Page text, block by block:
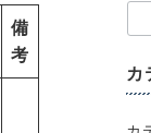
備
考
カ